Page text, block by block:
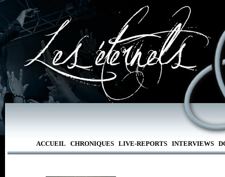
ACCUEIL CHRONIQUES LIVE-REPORTS INTERVIEWS